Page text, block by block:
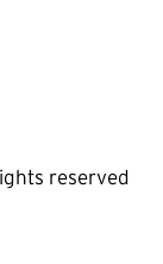
reserved